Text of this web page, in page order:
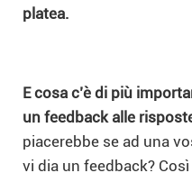
platea.
E cosa c’è di più
un feedback alle
piacerebbe se ad una
vi dia un feedback?